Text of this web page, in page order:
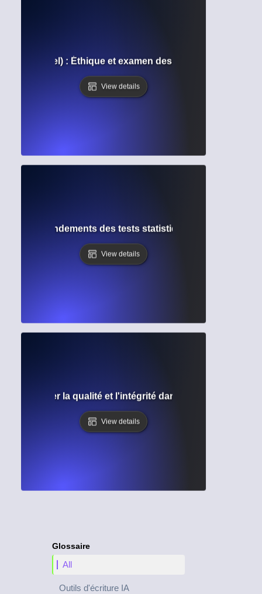
Glossaire
All
Outils d'écriture IA
: Éthique et examen des sujets humains
View details
nulle : Fondements des tests statistiques et de
View details
: Assurer la qualité et l'intégrité dans la recherche
View details